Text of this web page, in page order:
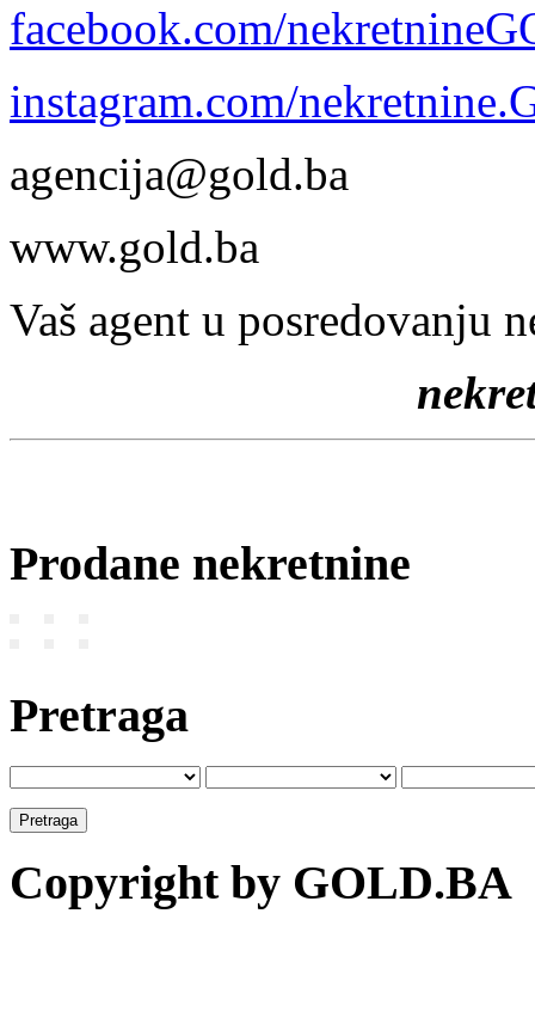
facebook.com/
instagram.com/
agencija@gold.ba
www.gold.ba
Vaš agent u posredovanju
Prodane nekretnine
Pretraga
Copyright by GOLD.BA